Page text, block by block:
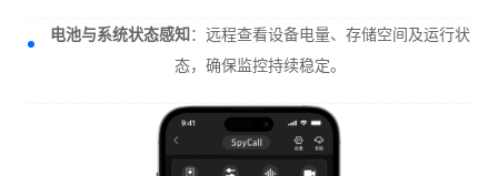
电池与系统状态感知：远程查看设备电量、存储空间及运行状
态，确保监控持续稳定。